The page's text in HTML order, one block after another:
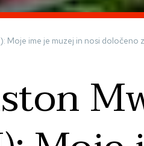
Moje ime je muzej in nosi določeno